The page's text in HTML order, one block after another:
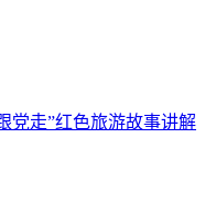
党走”红色旅游故事讲解